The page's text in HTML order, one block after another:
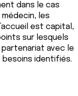
dans le cas
les
est capital,
sur lesquels
partenariat avec le
besoins identifiés.